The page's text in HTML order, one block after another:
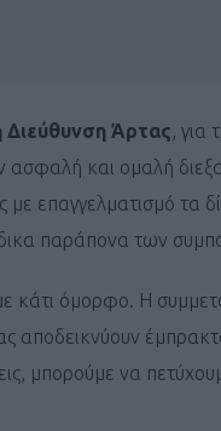
Διεύθυνση Άρτας, για
ασφαλή και ομαλή
με επαγγελματισμό τα
παράπονα των
κάτι όμορφο. Η
αποδεικνύουν
μπορούμε να